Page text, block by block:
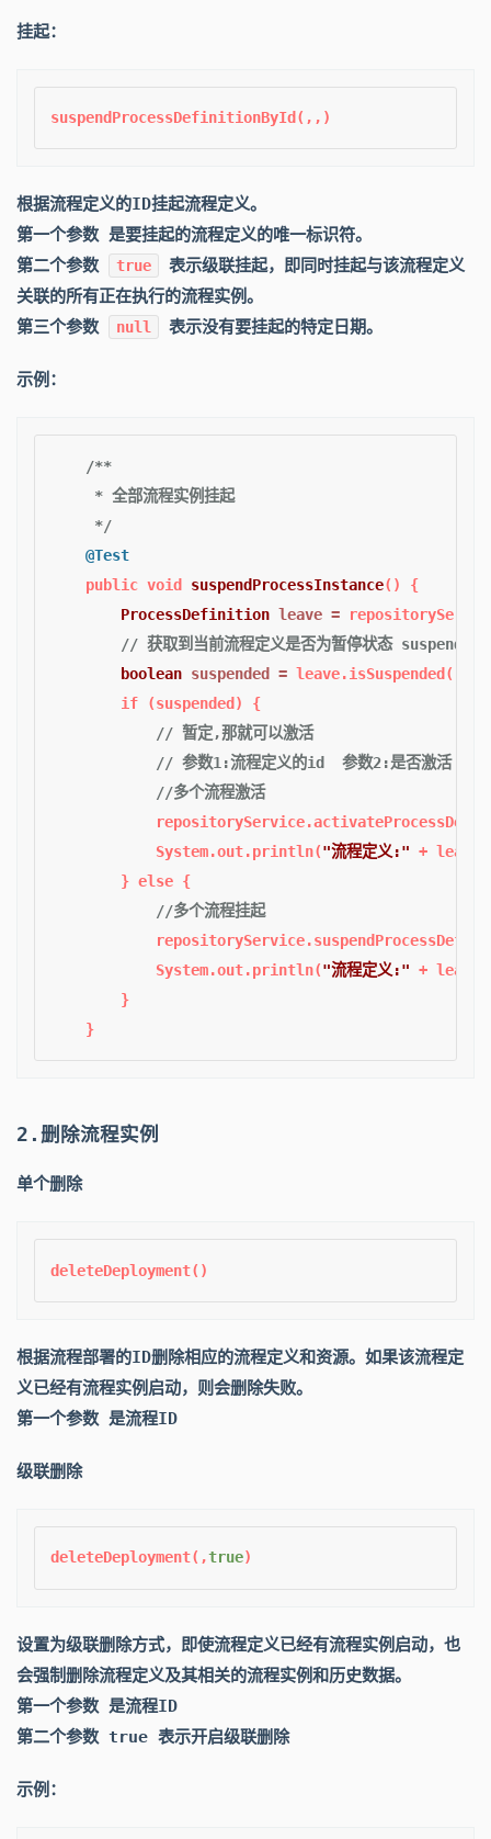
挂起：
根据流程定义的ID挂起流程定义。
第一个参数 是要挂起的流程定义的唯一标识符。
第二个参数
true
表示级联挂起，即同时挂起与该流程定义
关联的所有正在执行的流程实例。
第三个参数
null 表示没有要挂起的特定日期。
示例：
/**
     * 全部流程实例挂起
     */
@Test
public void suspendProcessInstance()
{
ProcessDefinition leave =
// 获取到当前流程定义是否为暂停状态
boolean suspended = leave.isSuspended();
if (suspended) {
// 暂定,那就可以激活
// 参数1:流程定义的id  参数2:是否激活
//多个流程激活
            System.out.println(
"流程定义:" +
        }
else {
//多个流程挂起
            System.out.println(
"流程定义:" +
        }
2.删除流程实例
单个删除
根据流程部署的ID删除相应的流程定义和资源。如果该流程定
义已经有流程实例启动，则会删除失败。
第一个参数 是流程ID
级联删除
deleteDeployment(,true
设置为级联删除方式，即使流程定义已经有流程实例启动，也
会强制删除流程定义及其相关的流程实例和历史数据。
第一个参数 是流程ID
第二个参数 true 表示开启级联删除
示例：